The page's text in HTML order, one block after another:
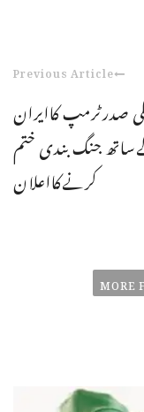
Previous Article
صدرٹرمپ کاایران
جنگ بندی ختم
کرنےکااعلان
MORE